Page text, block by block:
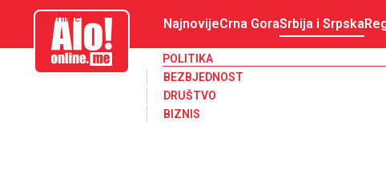
aloonline.me NajnovijeCrna GoraSrbija i Srpska
POLITIKA
BEZBJEDNOST
DRUŠTVO
BIZNIS